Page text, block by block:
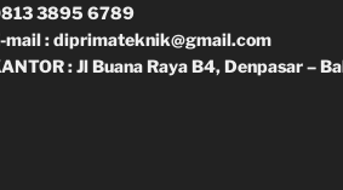
3895 6789
mail : diprimateknik@gmail.com
: Jl Buana Raya B4, Denpasar –